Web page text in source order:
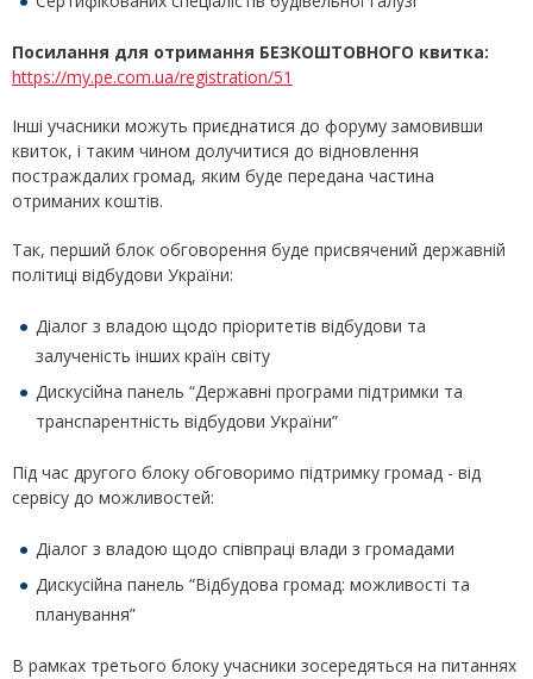
Посилання для отримання БЕЗКОШТОВНОГО квитка:
https://my.pe.com.ua/registration/51
Інші учасники можуть приєднатися до форуму замовивши
квиток, і таким чином долучитися до відновлення
постраждалих громад, яким буде передана частина
отриманих коштів.
Так, перший блок обговорення буде присвячений державній
політиці відбудови України:
Діалог з владою щодо пріоритетів відбудови та
залученість інших країн світу
Дискусійна панель “Державні програми підтримки та
транспарентність відбудови України”
Під час другого блоку обговоримо підтримку громад - від
сервісу до можливостей:
Діалог з владою щодо співпраці влади з громадами
Дискусійна панель “Відбудова громад: можливості та
планування”
В рамках третього блоку учасники зосередяться на питаннях